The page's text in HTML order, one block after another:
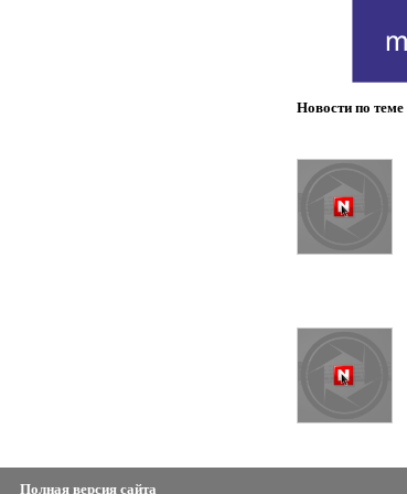
Новости по теме
Полная версия сайта